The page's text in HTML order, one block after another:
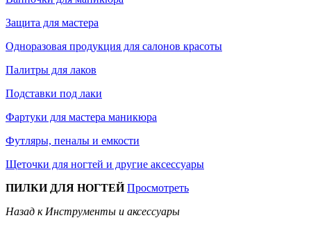
Защита для мастера
Одноразовая продукция для салонов красоты
Палитры для лаков
Подставки под лаки
Фартуки для мастера маникюра
Футляры, пеналы и емкости
Щеточки для ногтей и другие аксессуары
ПИЛКИ ДЛЯ НОГТЕЙПросмотреть
Назад к Инструменты и аксессуары